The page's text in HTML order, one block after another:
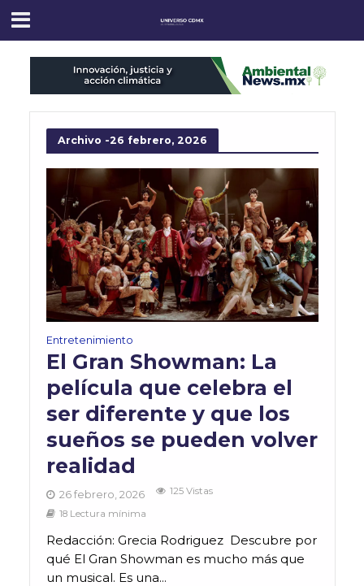
Archivo -26 febrero, 2026
Entretenimiento
El Gran Showman: La
película que celebra el
ser diferente y que los
sueños se pueden volver
realidad
26 febrero, 2026
125 Vistas
18 Lectura mínima
Redacción: Grecia Rodriguez Descubre por
qué El Gran Showman es mucho más que
un musical. Es una...